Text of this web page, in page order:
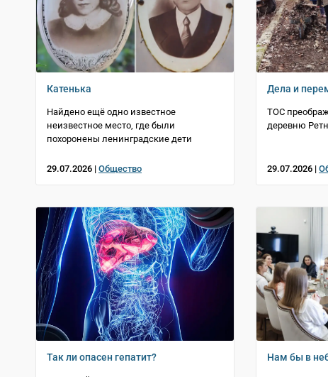
Катенька
Найдено ещё одно известное
неизвестное место, где были
похоронены ленинградские дети
29.07.2026 | Общество
Дела и
ТОС
деревню
29.07.2026 |
Так ли опасен гепатит? Нам бы в